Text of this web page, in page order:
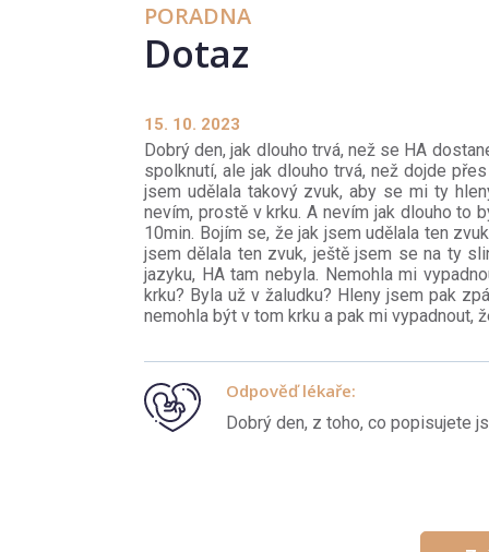
PORADNA
Dotaz
15. 10. 2023
Dobrý den, jak dlouho trvá, než se HA
spolknutí, ale jak dlouho trvá, než dojde
jsem udělala takový zvuk, aby se mi ty
nevím, prostě v krku. A nevím jak dlouho to
10min. Bojím se, že jak jsem udělala ten
jsem dělala ten zvuk, ještě jsem se na ty
jazyku, HA tam nebyla. Nemohla mi
krku? Byla už v žaludku? Hleny jsem pak
nemohla být v tom krku a pak mi vypadnout,
Odpověď lékaře:
Dobrý den, z toho, co popisujete